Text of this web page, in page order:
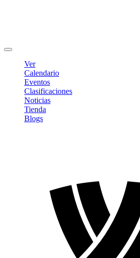
Ver
Calendario
Eventos
Clasificaciones
Noticias
Tienda
Blogs